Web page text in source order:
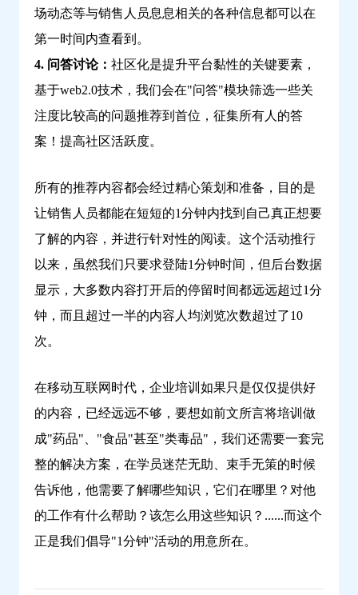
场动态等与销售人员息息相关的各种信息都可以在
第一时间内查看到。
4. 问答讨论： 社区化是提升平台黏性的关键要素，
基于web2.0技术，我们会在"问答"模块筛选一些关
注度比较高的问题推荐到首位，征集所有人的答
案！提高社区活跃度。
所有的推荐内容都会经过精心策划和准备，目的是
让销售人员都能在短短的1分钟内找到自己真正想要
了解的内容，并进行针对性的阅读。这个活动推行
以来，虽然我们只要求登陆1分钟时间，但后台数据
显示，大多数内容打开后的停留时间都远远超过1分
钟，而且超过一半的内容人均浏览次数超过了10
次。
在移动互联网时代，企业培训如果只是仅仅提供好
的内容，已经远远不够，要想如前文所言将培训做
成"药品"、"食品"甚至"类毒品"，我们还需要一套完
整的解决方案，在学员迷茫无助、束手无策的时候
告诉他，他需要了解哪些知识，它们在哪里？对他
的工作有什么帮助？该怎么用这些知识？......而这个
正是我们倡导"1分钟"活动的用意所在。